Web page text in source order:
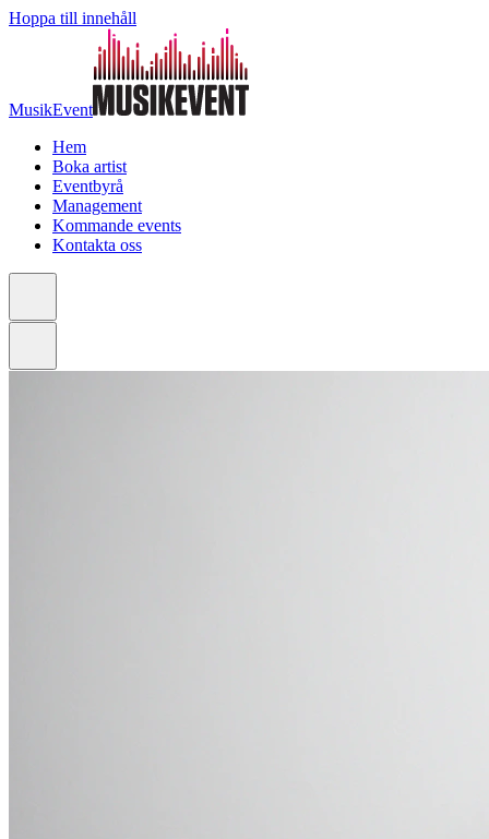
Hoppa till innehåll
MusikEvent
Hem
Boka artist
Eventbyrå
Management
Kommande events
Kontakta oss